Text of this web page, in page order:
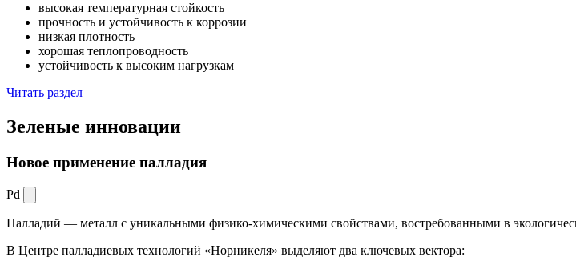
высокая температурная стойкость
прочность и устойчивость к коррозии
низкая плотность
хорошая теплопроводность
устойчивость к высоким нагрузкам
Читать раздел
Зеленые инновации
Новое применение палладия
Pd
Палладий — металл с уникальными физико-химическими свойствами, востребованными в
В Центре палладиевых технологий «Норникеля» выделяют два ключевых вектора: